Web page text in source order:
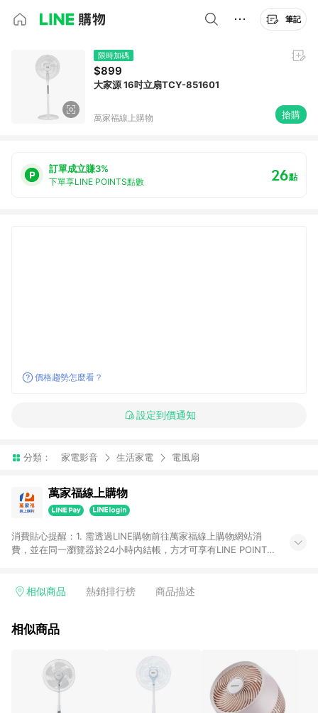
筆記
限時加碼
$899
大家源 16吋立扇TCY-851601
萬家福線上購物 搶購
訂單成立賺3%
下單享LINE POINTS點數 26點
價格趨勢怎麼看？
設定到價通知
分類： 家電影音 生活家電 電風扇
萬家福線上購物
消費貼心提醒：1. 需透過LINE購物前往萬家福線上購物網站消
費，並在同一瀏覽器於24小時內結帳，方才可享有LINE POINTS
4. 不具回饋資格種類商品：電子禮券。 5. 回饋點數計算將排除訂
錄，相關問題請於保留時間內聯絡客服中心，並由康達盛通生活
提供簡單、快速、輕鬆的購物流程及體驗，將不定期推出精選、
話題性或期間限定商品來滿足您的喜好。
相似商品 熱銷排行榜 商品描述
相似商品